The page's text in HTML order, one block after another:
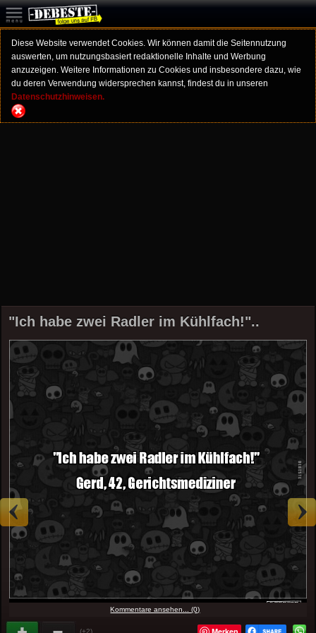
Diese Website verwendet Cookies. Wir können damit die Seitennutzung
auswerten, um nutzungsbasiert redaktionelle Inhalte und Werbung
anzuzeigen. Weitere Informationen zu Cookies und insbesondere dazu, wie
du deren Verwendung widersprechen kannst, findest du in unseren
Datenschutzhinweisen.
"Ich habe zwei Radler im Kühlfach!"..
Kommentare ansehen... (0)
(+2)